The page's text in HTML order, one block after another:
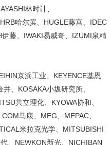
林时计、
哈尔滨、HUGLE藤宫、IDEC
藤、IWAKI易威奇、IZUMI泉精
京浜工业、KEYENCE基恩
、KOSAKA小坂研究所、
共立理化、KYOWA协和、
马康、MEG、MEPAC、
米拉克光学、MITSUBISHI
、NEWKON新光、NICHIBAN